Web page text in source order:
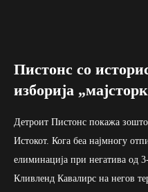
Пистонс со
изборија
Детроит Пистонс покажа
Истокот. Кога беа најмногу
елиминација при негатива од
Кливленд Кавалирс на негов